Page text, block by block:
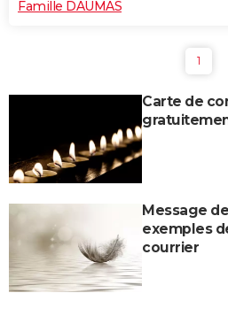
Famille DAUMAS
1
Carte de
Message
exemples
courrier